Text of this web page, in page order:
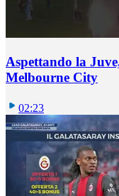
Aspettando la
Melbourne City
02:23